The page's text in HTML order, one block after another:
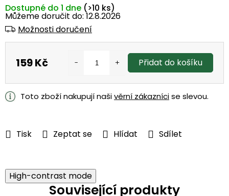
Tisk Zeptat se Hlídat Sdílet
Můžeme doručit do:12.8.2026
Možnosti doručení
Dostupné do 1 dne (>10 ks)
159 Kč
cena:
Přidat do košíku
Toto zboží nakupují našivěrní zákaznícise slevou.
High-contrast mode
Související produkty